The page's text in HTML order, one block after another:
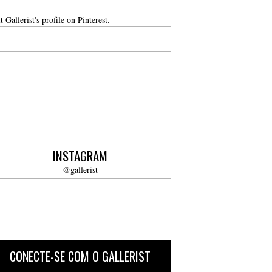
Gallerist's profile on Pinterest.
INSTAGRAM
@gallerist
CONECTE-SE COM O GALLERIST